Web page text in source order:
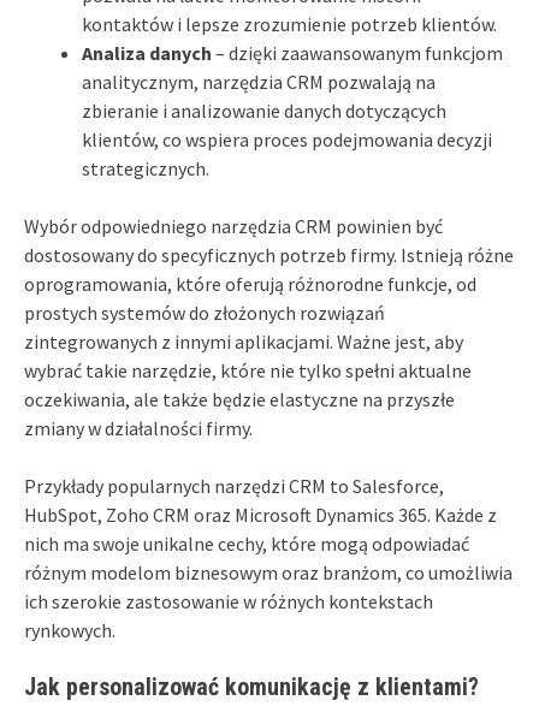
kontaktów i lepsze zrozumienie potrzeb klientów.
Analiza danych – dzięki zaawansowanym funkcjom
analitycznym, narzędzia CRM pozwalają na
zbieranie i analizowanie danych dotyczących
klientów, co wspiera proces podejmowania decyzji
strategicznych.
Wybór odpowiedniego narzędzia CRM powinien być
dostosowany do specyficznych potrzeb firmy. Istnieją różne
oprogramowania, które oferują różnorodne funkcje, od
prostych systemów do złożonych rozwiązań
zintegrowanych z innymi aplikacjami. Ważne jest, aby
wybrać takie narzędzie, które nie tylko spełni aktualne
oczekiwania, ale także będzie elastyczne na przyszłe
zmiany w działalności firmy.
Przykłady popularnych narzędzi CRM to Salesforce,
HubSpot, Zoho CRM oraz Microsoft Dynamics 365. Każde z
nich ma swoje unikalne cechy, które mogą odpowiadać
różnym modelom biznesowym oraz branżom, co umożliwia
ich szerokie zastosowanie w różnych kontekstach
rynkowych.
Jak personalizować komunikację z klientami?